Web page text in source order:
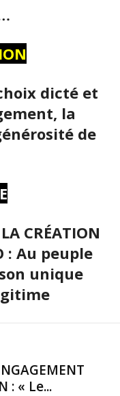
dicté et
la
de
CRÉATION
: Au peuple
unique
: « Le...